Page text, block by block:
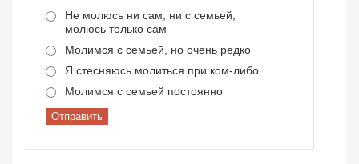
Не молюсь ни сам, ни с семьей,
молюсь только сам
Молимся с семьей, но очень редко
Я стесняюсь молиться при ком-либо
Молимся с семьей постоянно
Отправить